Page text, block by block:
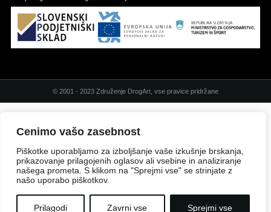
Cenimo vašo zasebnost
Piškotke uporabljamo za izboljšanje vaše izkušnje brskanja,
prikazovanje prilagojenih oglasov ali vsebine in analiziranje
našega prometa. S klikom na "Sprejmi vse" se strinjate z
našo uporabo piškotkov.
Prilagodi Zavrni vse Sprejmi vse
© 2001 - 2023 Združenje DrogArt, vse pravice pridržane